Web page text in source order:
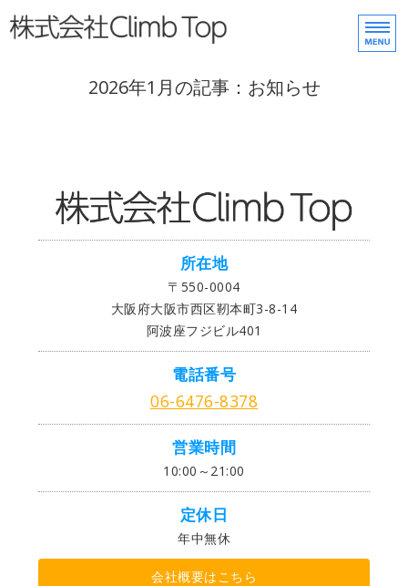
株式会社Climb Top（ク
会社概要
お問い合わせ
2026年1月の記事：お知らせ
所在地
〒550-0004
大阪府大阪市西区靭本町3-8-14
阿波座フジビル401
電話番号
06-6476-8378
営業時間
10:00～21:00
定休日
年中無休
会社概要はこちら